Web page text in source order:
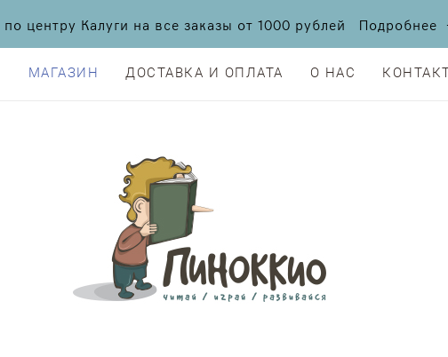
по центру Калуги на все заказы от 1000 рублей Подробнее
МАГАЗИН ДОСТАВКА И ОПЛАТА О НАС
МАГАЗИН ДОСТАВКА И ОПЛАТА О НАС